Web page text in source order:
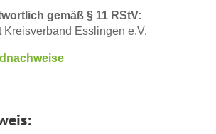
gemäß § 11 RStV:
Kreisverband Esslingen e.V.